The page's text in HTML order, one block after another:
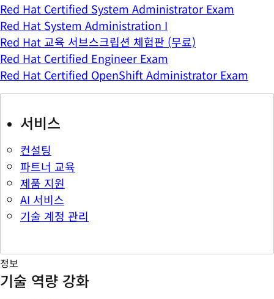
Red Hat Certified System Administrator Exam
Red Hat System Administration I
Red Hat 교육 서브스크립션 체험판 (무료)
Red Hat Certified Engineer Exam
Red Hat Certified OpenShift Administrator Exam
서비스
컨설팅
파트너 교육
제품 지원
AI 서비스
기술 계정 관리
정보
기술 역량 강화